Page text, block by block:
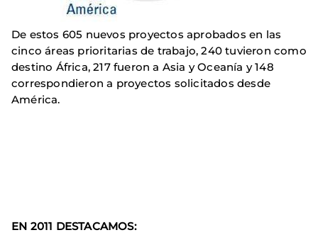
De estos 605 nuevos proyectos aprobados en las
cinco áreas prioritarias de trabajo, 240 tuvieron como
destino África, 217 fueron a Asia y Oceanía y 148
correspondieron a proyectos solicitados desde
América.
EN 2011 DESTACAMOS: